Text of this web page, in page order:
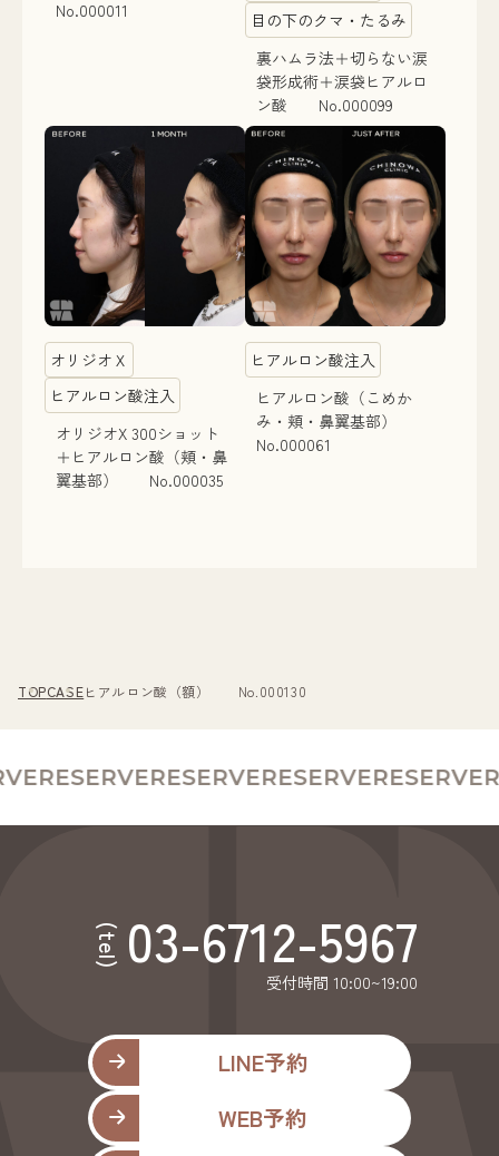
No.000011
目の下のクマ・たるみ
裏ハムラ法＋切らない涙
袋形成術＋涙袋ヒアルロ
ン酸 No.000099
オリジオＸ
ヒアルロン酸注入
オリジオX 300ショット
＋ヒアルロン酸（頬・鼻
翼基部） No.000035
ヒアルロン酸注入
ヒアルロン酸（こめか
み・頬・鼻翼基部）
No.000061
TOPCASEヒアルロン酸（額） No.000130
RESERVERESERVERESERVERESERVE
(tel) 03-6712-5967
受付時間 10:00~19:00
LINE予約
WEB予約